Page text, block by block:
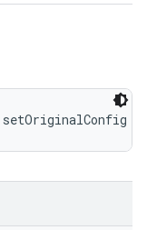
setOriginalConfig